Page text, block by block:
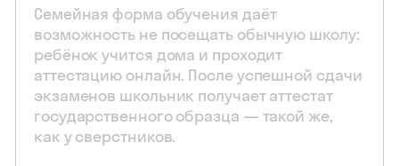
Семейная форма обучения даёт
возможность не посещать обычную школу:
ребёнок учится дома и проходит
аттестацию онлайн. После успешной сдачи
экзаменов школьник получает аттестат
государственного образца — такой же,
как у сверстников.